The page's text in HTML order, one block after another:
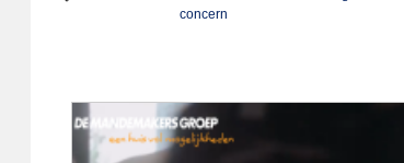
concern